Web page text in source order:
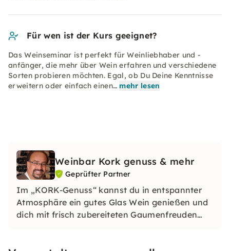
Für wen ist der Kurs geeignet?
Das Weinseminar ist perfekt für Weinliebhaber und -
anfänger, die mehr über Wein erfahren und verschiedene
Sorten probieren möchten. Egal, ob Du Deine Kenntnisse
erweitern oder einfach einen… mehr lesen
Weinbar Kork genuss & mehr
Geprüfter Partner
Im „KORK-Genuss“ kannst du in entspannter
Atmosphäre ein gutes Glas Wein genießen und
dich mit frisch zubereiteten Gaumenfreuden